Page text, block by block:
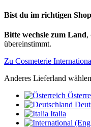
Bist du im richtigen
Bitte wechsle zum Land,
übereinstimmt.
Zu Cosmeterie
Anderes Lieferland wählen
Italia